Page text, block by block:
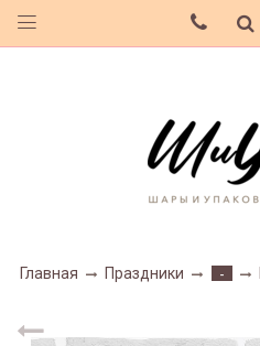
Главная Праздники -